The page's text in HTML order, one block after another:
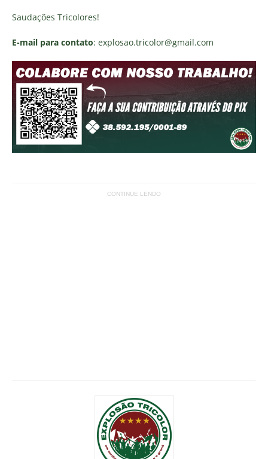
Saudações Tricolores!
E-mail para contato: explosao.tricolor@gmail.com
CONTINUE LENDO